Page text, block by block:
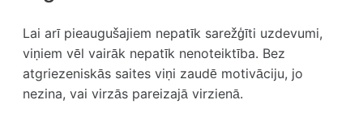
Lai arī pieaugušajiem nepatīk sarežģīti uzdevumi,
viņiem vēl vairāk nepatīk nenoteiktība. Bez
atgriezeniskās saites viņi zaudē motivāciju, jo
nezina, vai virzās pareizajā virzienā.